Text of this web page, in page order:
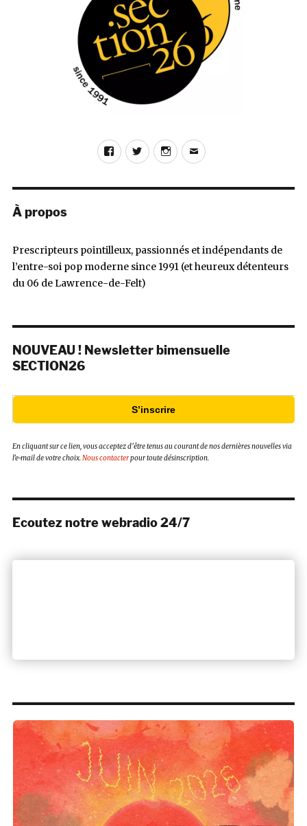
FacebookTwitterInstagram
E-
À propos
Prescripteurs pointilleux, passionnés et indépendants de
l’entre-soi pop moderne since 1991 (et heureux détenteurs
du 06 de Lawrence-de-Felt)
NOUVEAU ! Newsletter bimensuelle
SECTION26
S’inscrire
En cliquant sur ce lien, vous acceptez d’être tenus au courant de nos dernières nouvelles via
l’e-mail de votre choix.Nous contacterpour toute désinscription.
Ecoutez notre webradio 24/7